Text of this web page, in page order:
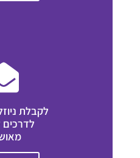
לקבלת
לדרכים